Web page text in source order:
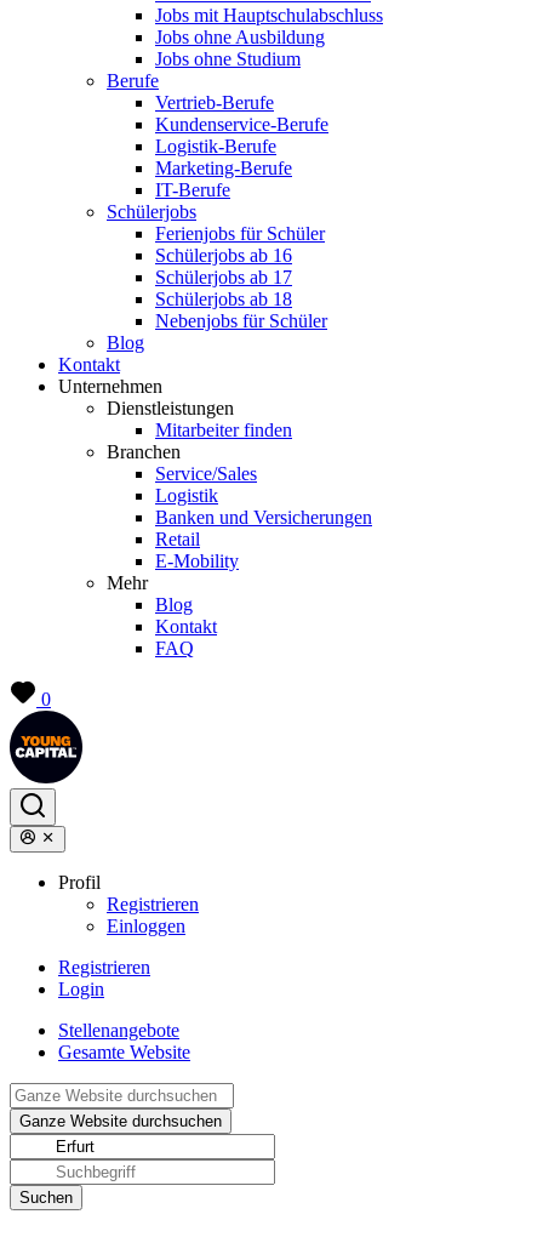
Jobs mit Hauptschulabschluss
Jobs ohne Ausbildung
Jobs ohne Studium
Berufe
Vertrieb-Berufe
Kundenservice-Berufe
Logistik-Berufe
Marketing-Berufe
IT-Berufe
Schülerjobs
Ferienjobs für Schüler
Schülerjobs ab 16
Schülerjobs ab 17
Schülerjobs ab 18
Nebenjobs für Schüler
Blog
Kontakt
Unternehmen
Dienstleistungen
Mitarbeiter finden
Branchen
Service/Sales
Logistik
Banken und Versicherungen
Retail
E-Mobility
Mehr
Blog
Kontakt
FAQ
0
Profil
Registrieren
Einloggen
Registrieren
Login
Stellenangebote
Gesamte Website